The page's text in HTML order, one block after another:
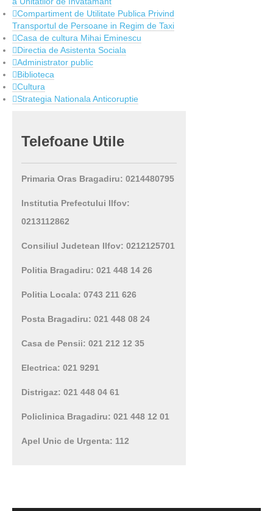
Compartiment de Utilitate Publica Privind
Transportul de Persoane in Regim de Taxi
Casa de cultura Mihai Eminescu
Directia de Asistenta Sociala
Administrator public
Biblioteca
Cultura
Strategia Nationala Anticoruptie
Telefoane Utile
Primaria Oras Bragadiru: 0214480795
Institutia Prefectului Ilfov:
0213112862
Consiliul Judetean Ilfov: 0212125701
Politia Bragadiru: 021 448 14 26
Politia Locala: 0743 211 626
Posta Bragadiru: 021 448 08 24
Casa de Pensii: 021 212 12 35
Electrica: 021 9291
Distrigaz: 021 448 04 61
Policlinica Bragadiru: 021 448 12 01
Apel Unic de Urgenta: 112